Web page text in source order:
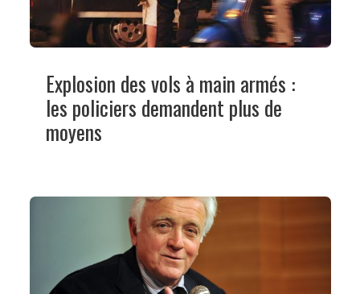
Explosion des vols à main armés :
les policiers demandent plus de
moyens